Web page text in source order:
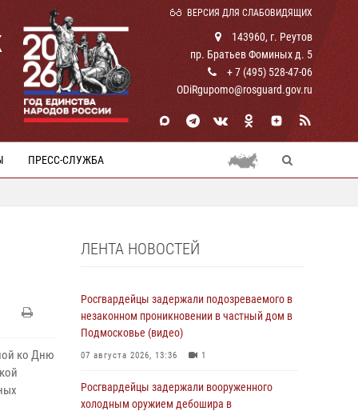
ВЕРСИЯ ДЛЯ СЛАБОВИДЯЩИХ
143960, г. Реутов
пр. Братьев Фоминых д. 5
+ 7 (495) 528-47-06
ODiRgupomo@rosguard.gov.ru
ПРЕСС-СЛУЖБА
ко Дню
ЛЕНТА НОВОСТЕЙ
Росгвардейцы задержали подозреваемого в
незаконном проникновении в частный дом в
Подмосковье (видео)
07 августа 2026, 13:36 1
Росгвардейцы задержали вооруженного
холодным оружием дебошира в